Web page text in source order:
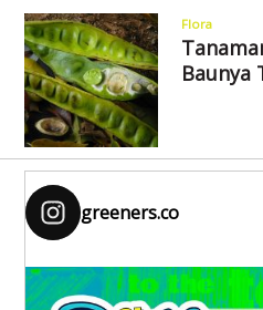
Flora
Baunya
greeners.co